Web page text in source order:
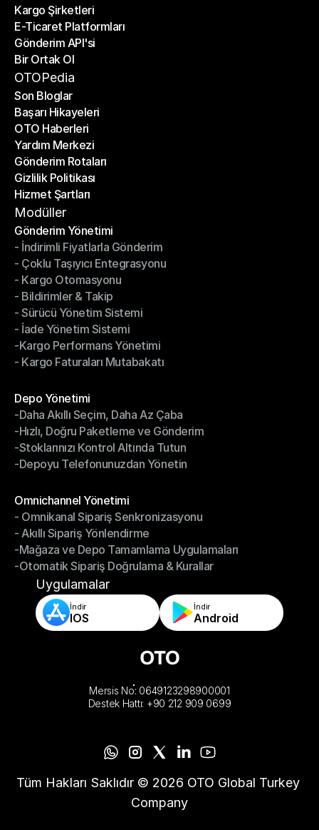
Kargo Şirketleri
Kargo Şirketleri
E-Ticaret Platformları
E-Ticaret Platformları
Gönderim API'si
Gönderim API'si
Bir Ortak Ol
Bir Ortak Ol
OTOPedia
Son Bloglar
Son Bloglar
Başarı Hikayeleri
Başarı Hikayeleri
OTO Haberleri
OTO Haberleri
Yardım Merkezi
Yardım Merkezi
Gönderim Rotaları
Gönderim Rotaları
Gizlilik Politikası
Gizlilik Politikası
Hizmet Şartları
Hizmet Şartları
Modüller
Gönderim Yönetimi
Gönderim Yönetimi
- İndirimli Fiyatlarla Gönderim
- İndirimli Fiyatlarla Gönderim
- Çoklu Taşıyıcı Entegrasyonu
- Çoklu Taşıyıcı Entegrasyonu
- Kargo Otomasyonu
- Kargo Otomasyonu
- Bildirimler & Takip
- Bildirimler & Takip
- Sürücü Yönetim Sistemi
- Sürücü Yönetim Sistemi
- İade Yönetim Sistemi
- İade Yönetim Sistemi
-Kargo Performans Yönetimi
-Kargo Performans Yönetimi
- Kargo Faturaları Mutabakatı
Depo Yönetimi
Depo Yönetimi
-Daha Akıllı Seçim, Daha Az Çaba
-Daha Akıllı Seçim, Daha Az Çaba
-Hızlı, Doğru Paketleme ve Gönderim
-Hızlı, Doğru Paketleme ve Gönderim
-Stoklarınızı Kontrol Altında Tutun
-Stoklarınızı Kontrol Altında Tutun
-Depoyu Telefonunuzdan Yönetin
Omnichannel Yönetimi
Omnichannel Yönetimi
- Omnikanal Sipariş Senkronizasyonu
- Omnikanal Sipariş Senkronizasyonu
- Akıllı Sipariş Yönlendirme
- Akıllı Sipariş Yönlendirme
-Mağaza ve Depo Tamamlama Uygulamaları
-Mağaza ve Depo Tamamlama Uygulamaları
-Otomatik Sipariş Doğrulama & Kurallar
-Otomatik Sipariş Doğrulama & Kurallar
Uygulamalar
İndir
IOS
İndir
Android
Mersis No: 0649123298900001
Destek Hattı: +90 212 909 0699
Tüm Hakları Saklıdır © 2026 OTO Global Turkey
Company